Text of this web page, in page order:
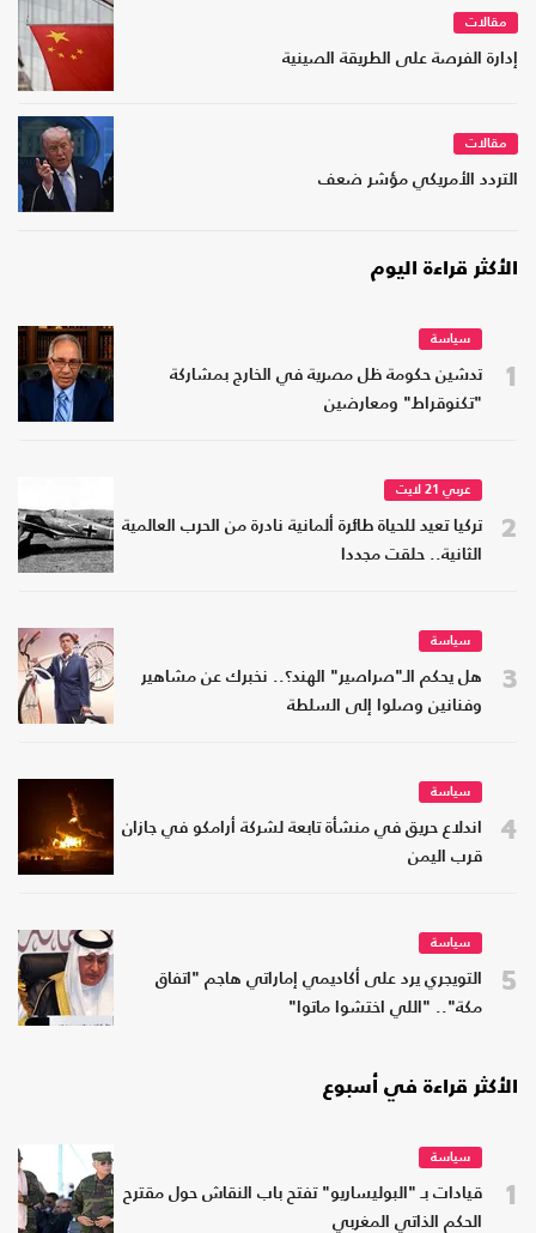
مقالات
إدارة الفرصة على الطريقة الصينية
مقالات
التردد الأمريكي مؤشر ضعف
الأكثر قراءة اليوم
1
سياسة
تدشين حكومة ظل مصرية في الخارج بمشاركة
"تكنوقراط" ومعارضين
2
عربي 21 لايت
تركيا تعيد للحياة طائرة ألمانية نادرة من الحرب العالمية
الثانية.. حلقت مجددا
3
سياسة
هل يحكم الـ"صراصير" الهند؟.. نخبرك عن مشاهير
وفنانين وصلوا إلى السلطة
4
سياسة
اندلاع حريق في منشأة تابعة لشركة أرامكو في جازان
قرب اليمن
5
سياسة
التويجري يرد على أكاديمي إماراتي هاجم "اتفاق
مكة".. "اللي اختشوا ماتوا"
الأكثر قراءة في أسبوع
1
سياسة
قيادات بـ "البوليساريو" تفتح باب النقاش حول مقترح
الحكم الذاتي المغربي